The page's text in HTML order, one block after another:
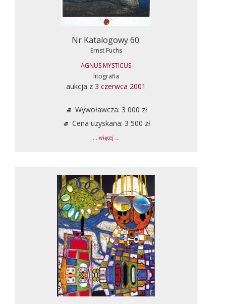
Nr Katalogowy 60.
Ernst Fuchs
AGNUS MYSTICUS
litografia
aukcja z 3 czerwca 2001
Wywoławcza: 3 000 zł
Cena uzyskana: 3 500 zł
... więcej ...